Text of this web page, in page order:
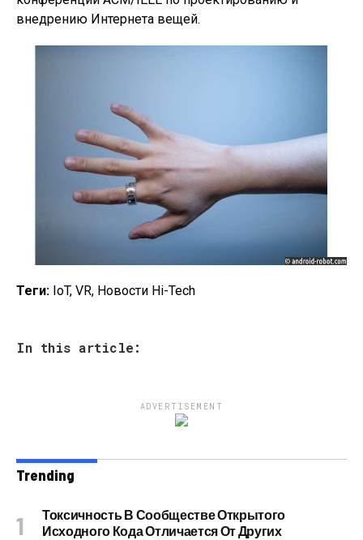
внедрению Интернета вещей.
Теги: IoT, VR, Новости Hi-Tech
In this article:
ADVERTISEMENT
Trending
Токсичность В Сообществе Открытого
Исходного Кода Отличается От Других